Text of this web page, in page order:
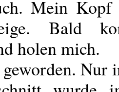
Mein Kopf
Bald
holen mich.
Nur